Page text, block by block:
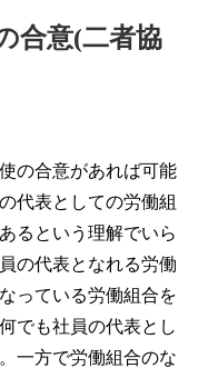
合意(二者協
の合意があれば可能
代表としての労働組
るという理解でいら
の代表となれる労働
っている労働組合を
でも社員の代表とし
一方で労働組合のな